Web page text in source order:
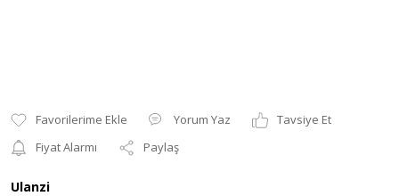
Yorum Yaz
Tavsiye Et
Fiyat Alarmı
Paylaş
Ulanzi